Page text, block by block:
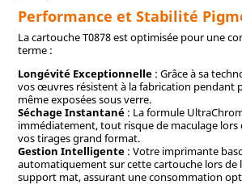
Performance et Stabilité
La cartouche T0878 est optimisée pour une
terme :
Longévité Exceptionnelle: Grâce à sa
vos œuvres résistent à la fabrication pendant
même exposées sous verre.
Séchage Instantané: La formule
immédiatement, tout risque de maculage
vos tirages grand format.
Gestion Intelligente: Votre imprimante
automatiquement sur cette cartouche lors de
support mat, assurant une consommation